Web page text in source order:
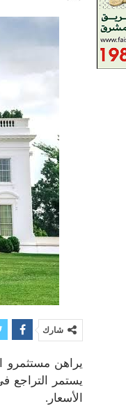
شارك
يراهن مستثمرو
يستمر التراجع
الأسعار.